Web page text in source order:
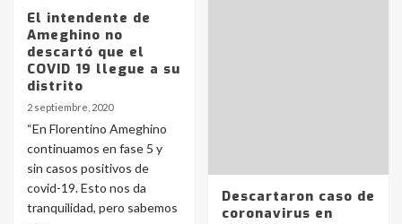
El intendente de
Ameghino no
descartó que el
COVID 19 llegue a su
distrito
2 septiembre, 2020
“En Florentino Ameghino
continuamos en fase 5 y
sin casos positivos de
covid-19. Esto nos da
tranquilidad, pero sabemos
Descartaron caso de
coronavirus en